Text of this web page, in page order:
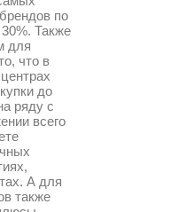
по
Также
для
что в
до
ряду с
всего
А для
также